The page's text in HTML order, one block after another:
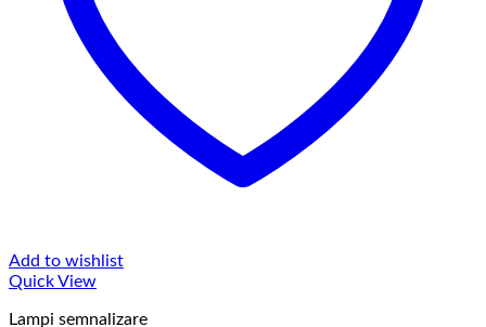
Add to wishlist
Quick View
Lampi semnalizare